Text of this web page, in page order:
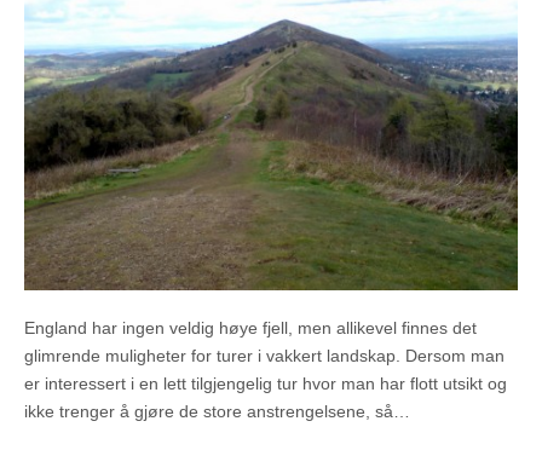
England har ingen veldig høye fjell, men allikevel finnes det
glimrende muligheter for turer i vakkert landskap. Dersom man
er interessert i en lett tilgjengelig tur hvor man har flott utsikt og
ikke trenger å gjøre de store anstrengelsene, så…